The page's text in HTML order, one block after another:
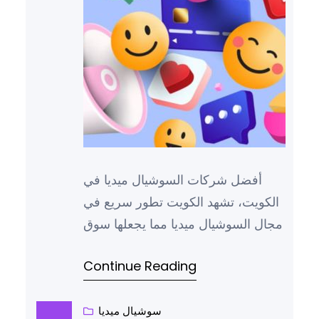
أفضل شركات السوشيال ميديا في
الكويت، تشهد الكويت تطور سريع في
مجال السوشيال ميديا مما يجعلها سوق
المجال، ومن بين هذه الشركات تبرز
وقدرتها على تقديم حلول تسويقية
Continue Reading
سوشيال ميديا